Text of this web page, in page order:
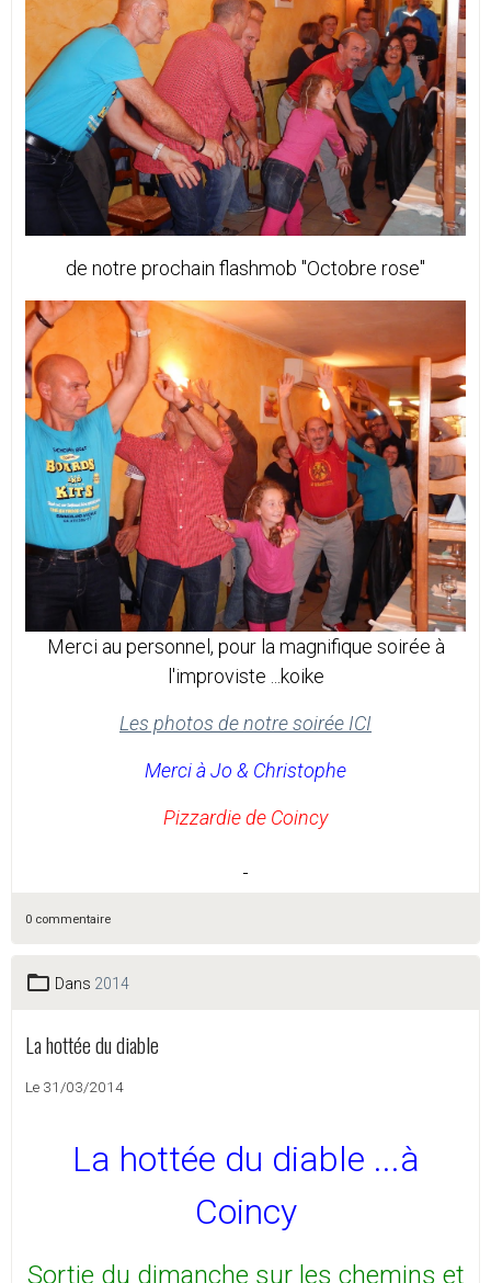
de notre prochain flashmob "Octobre rose"
Merci au personnel, pour la magnifique soirée à
l'improviste ...koike
Les photos de notre soirée ICI
Merci à Jo & Christophe
Pizzardie de Coincy
0 commentaire
Dans 2014
La hottée du diable
Le 31/03/2014
La hottée du diable ...à
Coincy
Sortie du dimanche sur les chemins et